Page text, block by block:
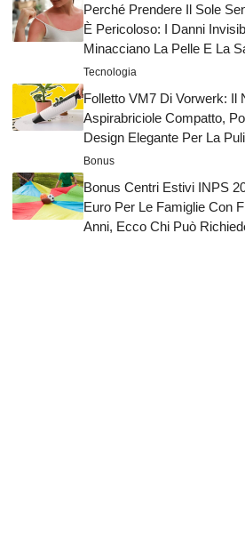
Perché Prendere Il Sole
È Pericoloso: I Danni
Minacciano La Pelle E La
Tecnologia
Folletto VM7 Di Vorwerk: Il
Aspirabriciole Compatto,
Design Elegante Per La
Bonus
Bonus Centri Estivi INPS
Euro Per Le Famiglie Con
Anni, Ecco Chi Può